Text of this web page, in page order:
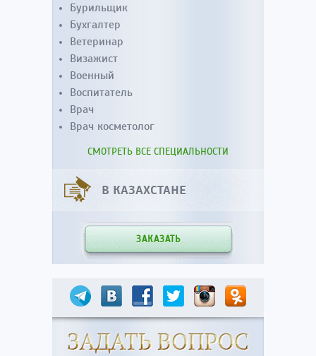
Бурильщик
Бухгалтер
Ветеринар
Визажист
Военный
Воспитатель
Врач
Врач косметолог
СМОТРЕТЬ ВСЕ СПЕЦИАЛЬНОСТИ
В КАЗАХСТАНЕ
ЗАКАЗАТЬ